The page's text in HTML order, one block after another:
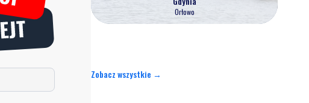
Orłowo
Zobacz wszystkie →